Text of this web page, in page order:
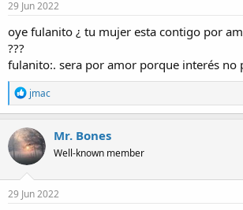
s
29 Jun 2022
oye fulanito ¿ tu mujer esta contigo por
???
fulanito:. sera por amor porque interés no
R
e
a
c
t
i
o
n
s
jmac
Mr. Bones
Well-known member
29 Jun 2022